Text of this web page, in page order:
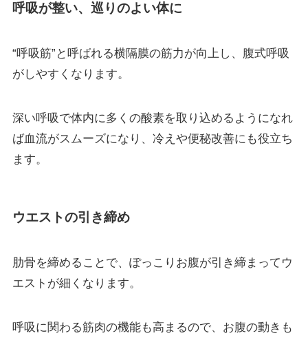
呼吸が整い、巡りのよい体に
“呼吸筋”と呼ばれる横隔膜の筋力が向上し、腹式呼吸
がしやすくなります。
深い呼吸で体内に多くの酸素を取り込めるようになれ
ば血流がスムーズになり、冷えや便秘改善にも役立ち
ます。
ウエストの引き締め
肋骨を締めることで、ぽっこりお腹が引き締まってウ
エストが細くなります。
呼吸に関わる筋肉の機能も高まるので、お腹の動きも